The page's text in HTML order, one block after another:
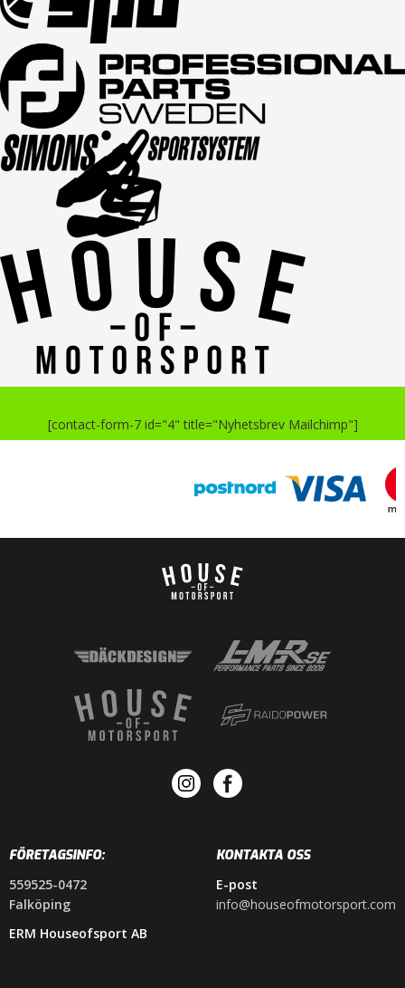
[contact-form-7 id="4" title="Nyhetsbrev Mailchimp"]
FÖRETAGSINFO:
559525-0472
Falköping
ERM Houseofsport AB
KONTAKTA OSS
E-post
info@houseofmotorsport.com